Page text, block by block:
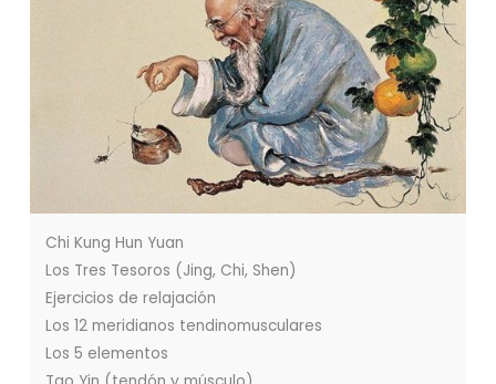
Chi Kung Hun Yuan
Los Tres Tesoros (Jing, Chi, Shen)
Ejercicios de relajación
Los 12 meridianos tendinomusculares
Los 5 elementos